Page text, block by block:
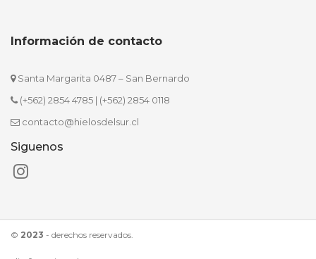
Información de contacto
Santa Margarita 0487 – San Bernardo
(+562) 2854 4785 | (+562) 2854 0118
contacto@hielosdelsur.cl
Siguenos
© 2023 - derechos reservados.